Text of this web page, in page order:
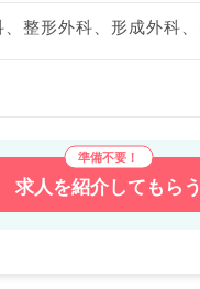
求人を紹介してもらう